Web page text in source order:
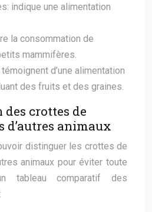
indique une alimentation
la consommation de
mammifères.
d’une alimentation
des fruits et des graines.
crottes de
d’autres animaux
distinguer les crottes de
animaux pour éviter toute
tableau comparatif des